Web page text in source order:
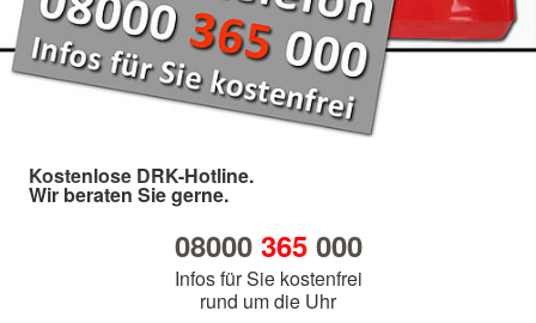
Kostenlose DRK-Hotline.
Wir beraten Sie gerne.
08000 365000
Infos für Sie kostenfrei
rund um die Uhr